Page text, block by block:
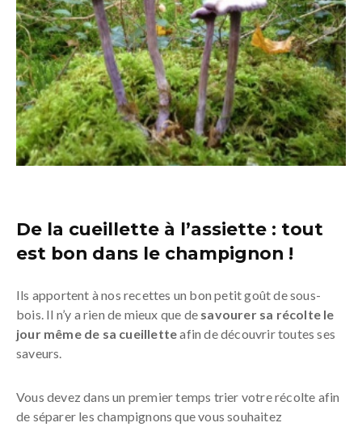
De la cueillette à l’assiette : tout
est bon dans le champignon !
Ils apportent à nos recettes un bon petit goût de sous-
bois. Il n’y a rien de mieux que de savourer sa récolte le
jour même de sa cueilletteafin de découvrir toutes ses
saveurs.
Vous devez dans un premier temps trier votre récolte afin
de séparer les champignons que vous souhaitez